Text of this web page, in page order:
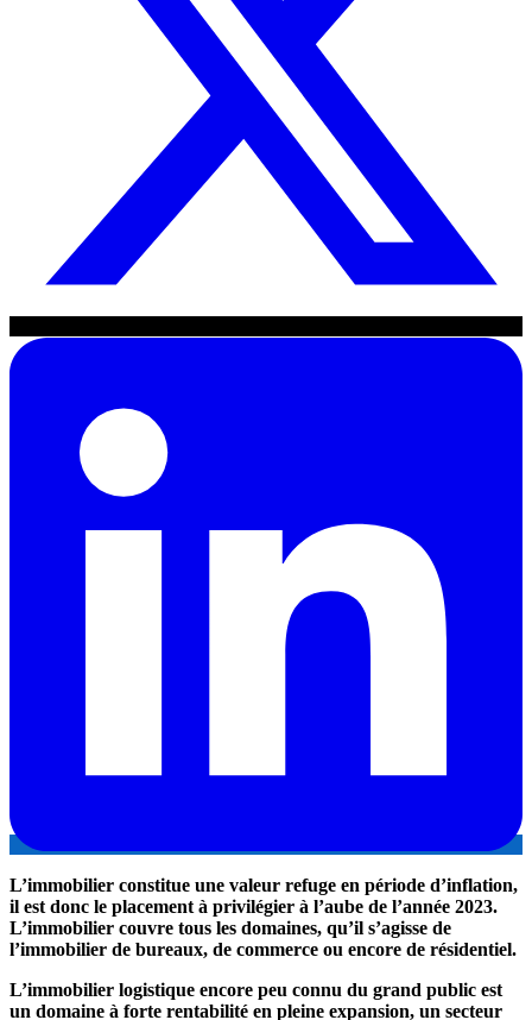
L’immobilier constitue une valeur refuge en période d’inflation,
il est donc le placement à privilégier à l’aube de l’année 2023.
L’immobilier couvre tous les domaines, qu’il s’agisse de
l’immobilier de bureaux, de commerce ou encore de résidentiel.
L’immobilier logistique encore peu connu du grand public est
un domaine à forte rentabilité en pleine expansion, un secteur